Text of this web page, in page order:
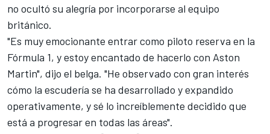
no ocultó su alegría por incorporarse al equipo
británico.
"Es muy emocionante entrar como piloto reserva en la
Fórmula 1, y estoy encantado de hacerlo con Aston
Martin", dijo el belga. "He observado con gran interés
cómo la escudería se ha desarrollado y expandido
operativamente, y sé lo increíblemente decidido que
está a progresar en todas las áreas".